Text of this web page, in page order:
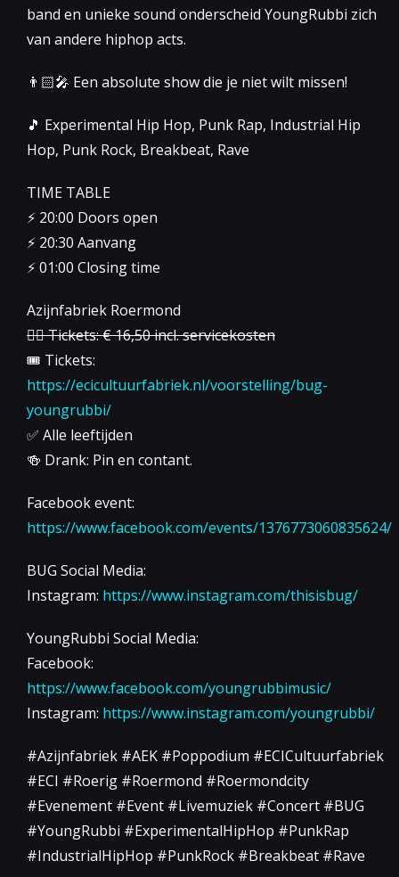
band en unieke sound onderscheid YoungRubbi zich
van andere hiphop acts.
👨🏻‍🎤 Een absolute show die je niet wilt missen!
🎵 Experimental Hip Hop, Punk Rap, Industrial Hip
Hop, Punk Rock, Breakbeat, Rave
TIME TABLE
⚡️ 20:00 Doors open
⚡️ 20:30 Aanvang
⚡️ 01:00 Closing time
Azijnfabriek Roermond
👉🏻 Tickets: € 16,50 incl. servicekosten
🎟 Tickets:
https://ecicultuurfabriek.nl/voorstelling/bug-
youngrubbi/
✅ Alle leeftijden
🍻 Drank: Pin en contant.
Facebook event:
https://www.facebook.com/events/1376773060835624/
BUG Social Media:
Instagram: https://www.instagram.com/thisisbug/
YoungRubbi Social Media:
Facebook:
https://www.facebook.com/youngrubbimusic/
Instagram: https://www.instagram.com/youngrubbi/
#Azijnfabriek #AEK #Poppodium #ECICultuurfabriek
#ECI #Roerig #Roermond #Roermondcity
#Evenement #Event #Livemuziek #Concert #BUG
#YoungRubbi #ExperimentalHipHop #PunkRap
#IndustrialHipHop #PunkRock #Breakbeat #Rave